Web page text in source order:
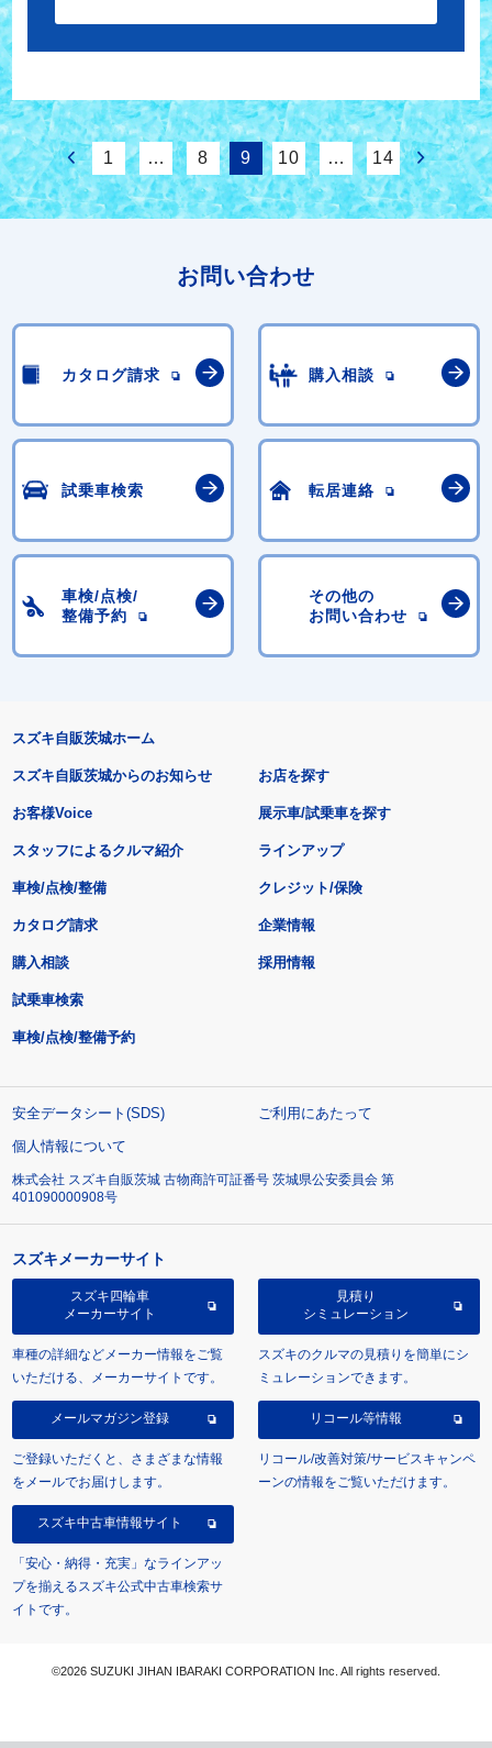
1 … 8 9 10 … 14
お問い合わせ
カタログ請求 購入相談
試乗車検索 転居連絡
車検/点検/
整備予約
その他の
お問い合わせ
スズキ自販茨城ホーム
スズキ自販茨城からのお知らせ
お客様Voice
スタッフによるクルマ紹介
お店を探す
展示車/試乗車を探す
ラインアップ
車検/点検/整備 クレジット/保険
カタログ請求
購入相談
試乗車検索
車検/点検/整備予約
企業情報
採用情報
安全データシート(SDS)
ご利用にあたって
個人情報について
株式会社 スズキ自販茨城 古物商許可証番号 茨城県公安委員会 第
401090000908号
スズキメーカーサイト
スズキ四輪車
メーカーサイト
車種の詳細などメーカー情報をご覧
いただける、メーカーサイトです。
見積り
シミュレーション
スズキのクルマの見積りを簡単にシ
ミュレーションできます。
メールマガジン登録
ご登録いただくと、さまざまな情報
をメールでお届けします。
リコール等情報
リコール/改善対策/サービスキャンペ
ーンの情報をご覧いただけます。
スズキ中古車情報サイト
「安心・納得・充実」なラインアッ
プを揃えるスズキ公式中古車検索サ
イトです。
©2026 SUZUKI JIHAN IBARAKI CORPORATION Inc. All rights reserved.